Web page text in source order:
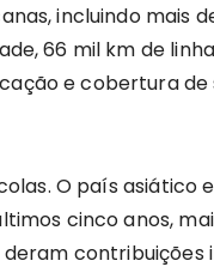
incluindo mais
66 mil km de
e cobertura
O país asiático
cinco anos,
deram